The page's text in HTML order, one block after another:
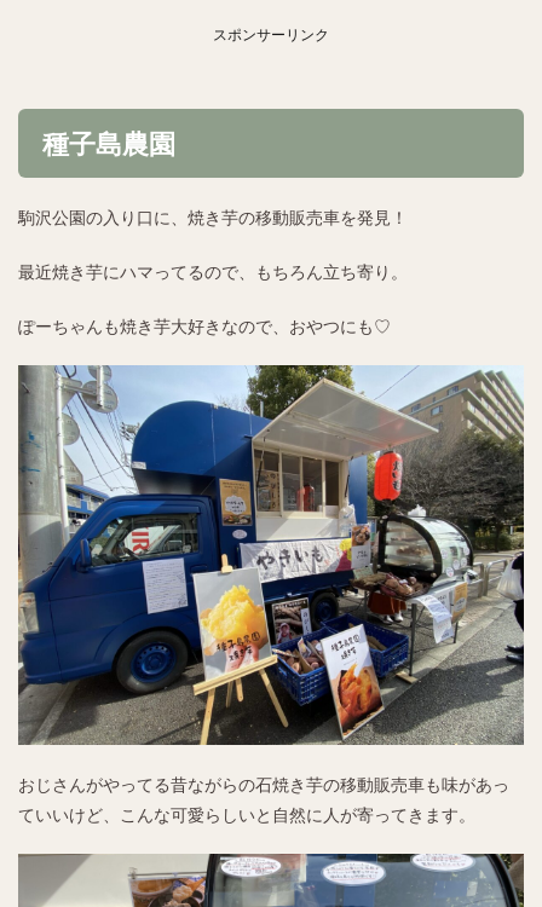
スポンサーリンク
種子島農園
駒沢公園の入り口に、焼き芋の移動販売車を発見！
最近焼き芋にハマってるので、もちろん立ち寄り。
ぽーちゃんも焼き芋大好きなので、おやつにも♡
おじさんがやってる昔ながらの石焼き芋の移動販売車も味があっ
ていいけど、こんな可愛らしいと自然に人が寄ってきます。